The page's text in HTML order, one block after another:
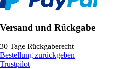
Versand und Rückgabe
30 Tage Rückgaberecht
Bestellung zurückgeben
Trustpilot